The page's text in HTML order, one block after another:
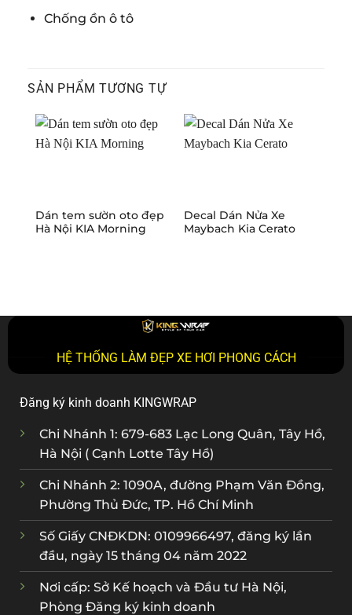
Chống ồn ô tô
SẢN PHẨM TƯƠNG TỰ
Dán tem sườn oto đẹp
Hà Nội KIA Morning
Decal Dán Nửa Xe
Maybach Kia Cerato
HỆ THỐNG LÀM ĐẸP XE HƠI PHONG CÁCH
Đăng ký kinh doanh KINGWRAP
Chi Nhánh 1: 679-683 Lạc Long Quân, Tây Hồ,
Hà Nội ( Cạnh Lotte Tây Hồ)
Chi Nhánh 2: 1090A, đường Phạm Văn Đồng,
Phường Thủ Đức, TP. Hồ Chí Minh
Số Giấy CNĐKDN: 0109966497, đăng ký lần
đầu, ngày 15 tháng 04 năm 2022
Nơi cấp: Sở Kế hoạch và Đầu tư Hà Nội,
Phòng Đăng ký kinh doanh